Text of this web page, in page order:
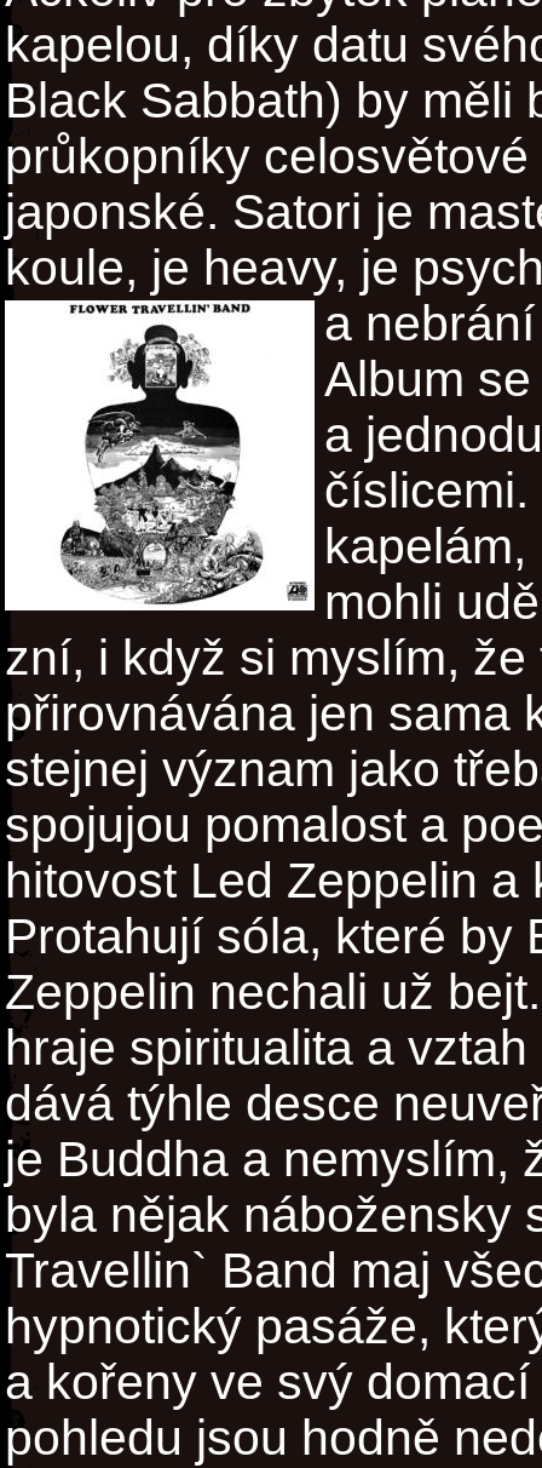
kapelou, díky datu
Black Sabbath) by měli
průkopníky
japonské. Satori je
koule, je heavy, je
a
Album
a
mohli
zní, i když si myslím,
přirovnávána jen sama
stejnej význam jako
spojujou pomalost a
hitovost Led Zeppelin
Protahují sóla, které by
Zeppelin nechali už
hraje spiritualita a
dává týhle desce
je Buddha a nemyslím,
byla nějak nábožensky
Travellin` Band maj
hypnotický pasáže,
a kořeny ve svý
pohledu jsou hodně